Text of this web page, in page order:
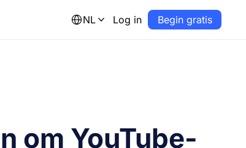
NL Log in Begin gratis
om YouTube-